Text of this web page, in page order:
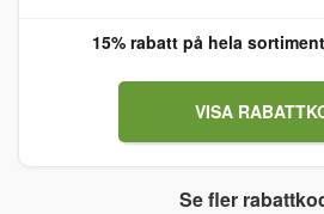
15% rabatt på hela
VISA
Se fler